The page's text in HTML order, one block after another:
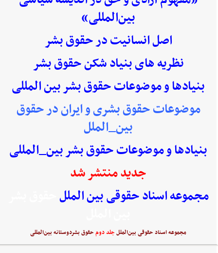
بین‌المللی»
اصل انسانیت در حقوق بشر
نظریه های بنیاد شکن حقوق بشر
بنیادها و موضوعات حقوق بشر بین المللی
موضوعات حقوق بشری و ایران در حقوق
بین_الملل
بنیادها و موضوعات حقوق بشر بین_المللی
جدید منتشر شد
مجموعه اسناد حقوقی بین الملل
مجموعه اسناد حقوقی بین‌المللجلد دومحقوق بشردوستانه بین‌المللی